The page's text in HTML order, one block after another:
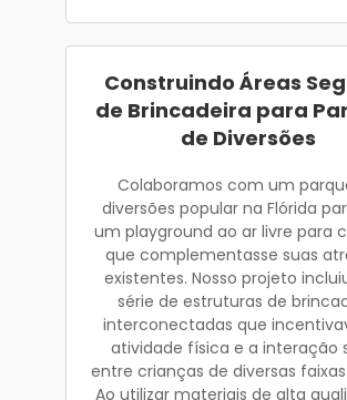
Construindo Áreas
de Brincadeira para
de Diversões
Colaboramos com um
diversões popular na Flórida
um playground ao ar livre para
que complementasse suas
existentes. Nosso projeto
série de estruturas de
interconectadas que
atividade física e a interação
entre crianças de diversas
Ao utilizar materiais de alta